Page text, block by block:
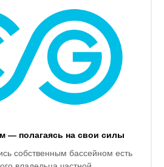
— полагаясь на свои силы
собственным бассейном есть